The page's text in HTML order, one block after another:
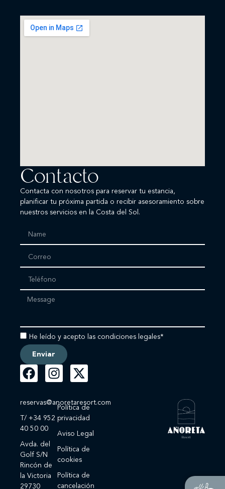
Contacto
Contacta con nosotros para reservar tu estancia,
planificar tu próxima partida o recibir asesoramiento sobre
nuestros servicios en la Costa del Sol.
He leído y acepto las condiciones legales*
Enviar
reservas@anoretaresort.com
T/ +34 952
40 50 00
Avda. del
Golf S/N
Rincón de
la Victoria
29730
Política de
privacidad
Aviso Legal
Política de
cookies
Política de
cancelación